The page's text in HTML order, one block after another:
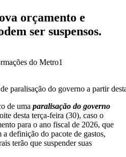
orçamento e
ser suspensos.
do Metro1
de uma paralisação do governo
desta terça-feira (30), caso o
para o ano fiscal de 2026, que
definição do pacote de gastos,
terão que suspender suas